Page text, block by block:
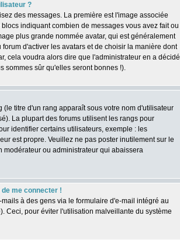
?
des messages. La première est l'image associée
indiquant combien de messages vous avez fait ou
plus grande nommée avatar, qui est généralement
d'activer les avatars et de choisir la manière dont
cela voudra alors dire que l'administrateur en a décidé
sommes sûr qu'elles seront bonnes !).
titre d'un rang apparaît sous votre nom d'utilisateur
La plupart des forums utilisent les rangs pour
identifier certains utilisateurs, exemple : les
est propre. Veuillez ne pas poster inutilement sur le
modérateur ou administrateur qui abaissera
me connecter !
à des gens via le formulaire d'e-mail intégré au
Ceci, pour éviter l'utilisation malveillante du système